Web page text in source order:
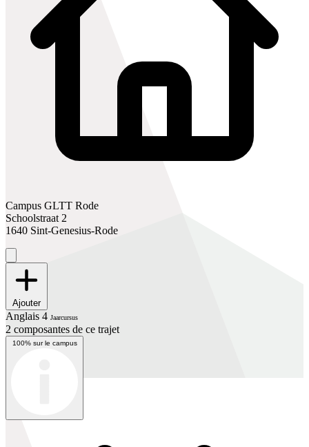
Campus GLTT Rode
Schoolstraat 2
1640 Sint-Genesius-Rode
Ajouter
Anglais 4 Jaarcursus
2 composantes de ce trajet
100% sur le campus